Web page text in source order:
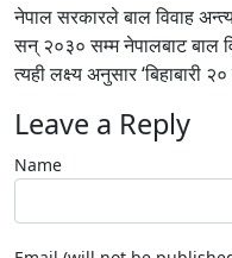
नेपाल सरकारले बाल विवाह
सन् २०३० सम्म नेपालबाट बाल
त्यही लक्ष्य अनुसार ‘बिहाबारी २०
Leave a Reply
Name